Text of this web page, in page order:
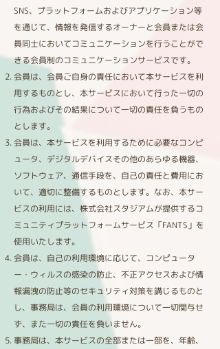
SNS、プラットフォームおよびアプリケーション等
を通じて、情報を発信するオーナーと会員または会
員同士においてコミュニケーションを行うことがで
きる会員制のコミュニケーションサービスです。
会員は、会員ご自身の責任において本サービスを利
用するものとし、本サービスにおいて行った一切の
行為およびその結果について一切の責任を負うもの
とします。
会員は、本サービスを利用するために必要なコンピ
ュータ、デジタルデバイスその他のあらゆる機器、
ソフトウェア、通信手段を、自己の責任と費用にお
いて、適切に整備するものとします。なお、本サー
ビスの利用には、株式会社スタジアムが提供するコ
ミュニティプラットフォームサービス「FANTS」を
使用いたします。
会員は、自己の利用環境に応じて、コンピュータ
ー・ウィルスの感染の防止、不正アクセスおよび情
報漏洩の防止等のセキュリティ対策を講じるものと
し、事務局は、会員の利用環境について一切関与せ
ず、また一切の責任を負いません。
事務局は、本サービスの全部または一部を、年齢、